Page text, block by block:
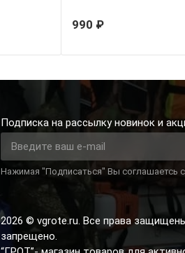
зеленые
990 ₽
Подписка на рассылку новинок и
Нажимая "Подписаться" Вы соглашаетсь
2026 © vgrote.ru. Все права
запрещено.